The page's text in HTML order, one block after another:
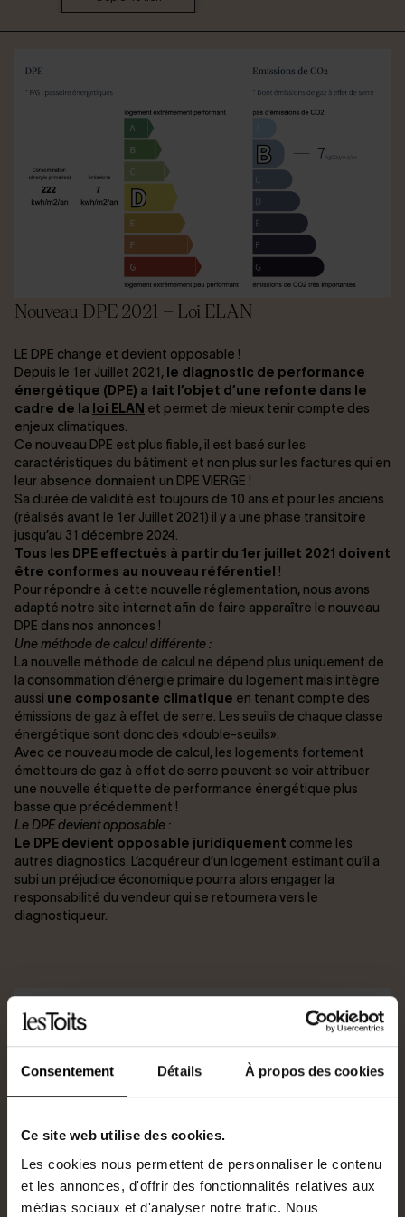
Consentement Détails À propos des cookies
Ce site web utilise des cookies.
Les cookies nous permettent de personnaliser le contenu
et les annonces, d'offrir des fonctionnalités relatives aux
médias sociaux et d'analyser notre trafic. Nous
Espace Bailleur / Locataire
Nouveau DPE 2021 – Loi ELAN
LE DPE change et devient opposable !
Depuis le 1er Juillet 2021, le diagnostic de performance
énergétique (DPE) a fait l’objet d’une refonte dans le
cadre de la loi ELAN et permet de mieux tenir compte des
enjeux climatiques.
Ce nouveau DPE est plus fiable, il est basé sur les
caractéristiques du bâtiment et non plus sur les factures qui en
leur absence donnaient un DPE VIERGE !
Sa durée de validité est toujours de 10 ans et pour les anciens
(réalisés avant le 1er Juillet 2021) il y a une phase transitoire
jusqu’au 31 décembre 2024.
Tous les DPE effectués à partir du 1er juillet 2021 doivent
être conformes au nouveau référentiel !
Pour répondre à cette nouvelle réglementation, nous avons
adapté notre site internet afin de faire apparaître le nouveau
DPE dans nos annonces !
Une méthode de calcul différente :
La nouvelle méthode de calcul ne dépend plus uniquement de
la consommation d’énergie primaire du logement mais intègre
aussi une composante climatique en tenant compte des
émissions de gaz à effet de serre. Les seuils de chaque classe
énergétique sont donc des «double-seuils».
Avec ce nouveau mode de calcul, les logements fortement
émetteurs de gaz à effet de serre peuvent se voir attribuer
une nouvelle étiquette de performance énergétique plus
basse que précédemment !
Le DPE devient opposable :
Le DPE devient opposable juridiquement comme les
autres diagnostics. L’acquéreur d’un logement estimant qu’il a
subi un préjudice économique pourra alors engager la
responsabilité du vendeur qui se retournera vers le
diagnostiqueur.